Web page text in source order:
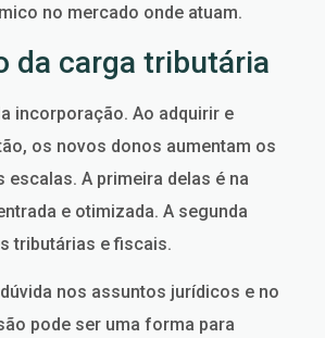
no mercado onde atuam.
da carga tributária
incorporação. Ao adquirir e
os novos donos aumentam os
escalas. A primeira delas é na
e otimizada. A segunda
tributárias e fiscais.
nos assuntos jurídicos e no
pode ser uma forma para